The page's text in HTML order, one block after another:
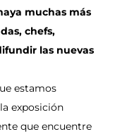
muchas más
chefs,
las nuevas
estamos
exposición
que encuentre